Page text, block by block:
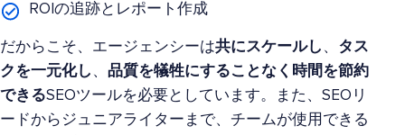
ROIの追跡とレポート作成
だからこそ、エージェンシーは共にスケールし 、 タス
クを一元化し 、 品質を犠牲にすることなく時間を節約
できるSEOツールを必要としています。また、SEOリ
ードからジュニアライターまで、チームが使用できる